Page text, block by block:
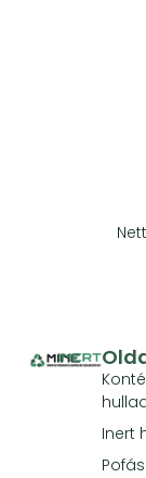
Inert